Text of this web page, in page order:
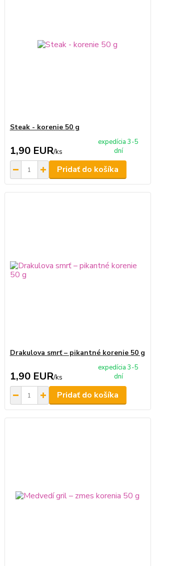
Steak - korenie 50 g
1,90 EUR/ks
expedícia 3-5
dní
Pridať do košíka
Drakulova smrť – pikantné korenie 50 g
1,90 EUR/ks
expedícia 3-5
dní
Pridať do košíka